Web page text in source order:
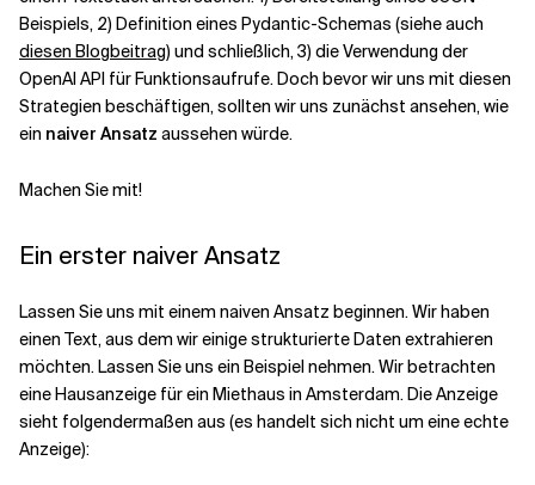
Beispiels, 2) Definition eines Pydantic-Schemas (siehe auch
diesen Blogbeitrag) und schließlich,3) die Verwendung der
OpenAI API für Funktionsaufrufe. Doch bevor wir uns mit diesen
Strategien beschäftigen, sollten wir uns zunächst ansehen, wie
ein naiver Ansatz aussehen würde.
Machen Sie mit!
Ein erster naiver Ansatz
Lassen Sie uns mit einem naiven Ansatz beginnen. Wir haben
einen Text, aus dem wir einige strukturierte Daten extrahieren
möchten. Lassen Sie uns ein Beispiel nehmen. Wir betrachten
eine Hausanzeige für ein Miethaus in Amsterdam. Die Anzeige
sieht folgendermaßen aus (es handelt sich nicht um eine echte
Anzeige):